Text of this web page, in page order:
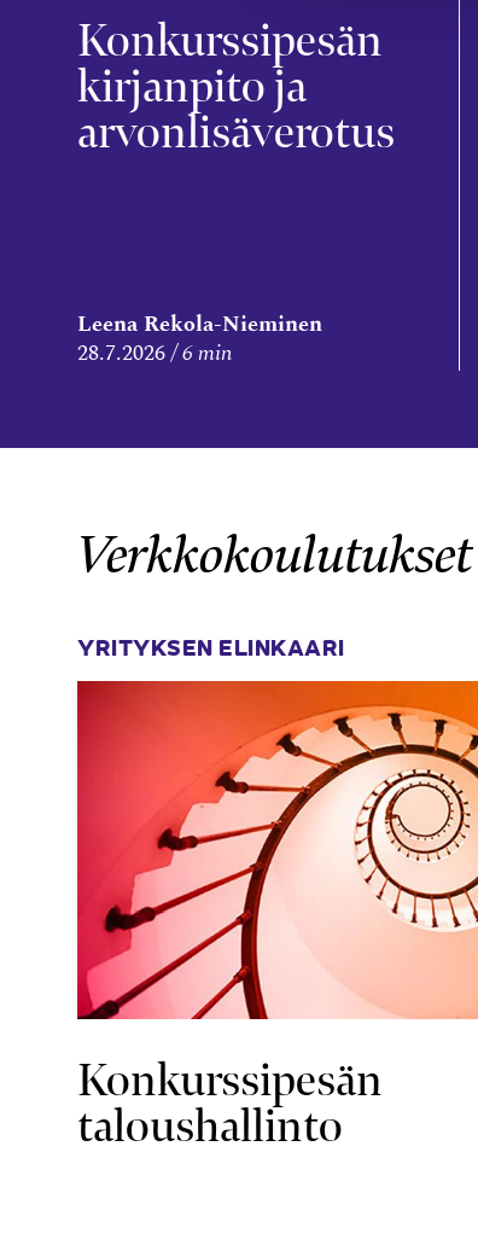
Konkurssipesän
kirjanpito ja
arvonlisäverotus
Leena Rekola-Nieminen
28.7.2026 6 min
Verkkokoulutukset
YRITYKSEN ELINKAARI
Konkurssipesän
taloushallinto